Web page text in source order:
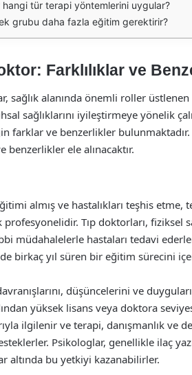
tür terapi yöntemlerini uygular?
grubu daha fazla eğitim gerektirir?
Farklılıklar ve
sağlık alanında önemli roller
sağlıklarını iyileştirmeye yönelik
farklar ve benzerlikler
benzerlikler ele alınacaktır.
almış ve hastalıkları teşhis
profesyonelidir. Tıp doktorları,
müdahalelerle hastaları tedavi
birkaç yıl süren bir eğitim sürecini
düşüncelerini ve
yüksek lisans veya doktora
ilgilenir ve terapi, danışmanlık
Psikologlar, genellikle ilaç
altında bu yetkiyi kazanabilirler.